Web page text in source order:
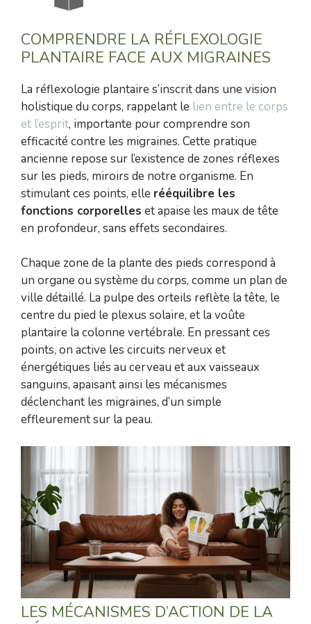
COMPRENDRE LA RÉFLEXOLOGIE
PLANTAIRE FACE AUX MIGRAINES
La réflexologie plantaire s’inscrit dans une vision
holistique du corps, rappelant le lien entre le corps
et l’esprit, importante pour comprendre son
efficacité contre les migraines. Cette pratique
ancienne repose sur l’existence de zones réflexes
sur les pieds, miroirs de notre organisme. En
stimulant ces points, elle rééquilibre les
fonctions corporelles et apaise les maux de tête
en profondeur, sans effets secondaires.
Chaque zone de la plante des pieds correspond à
un organe ou système du corps, comme un plan de
ville détaillé. La pulpe des orteils reflète la tête, le
centre du pied le plexus solaire, et la voûte
plantaire la colonne vertébrale. En pressant ces
points, on active les circuits nerveux et
énergétiques liés au cerveau et aux vaisseaux
sanguins, apaisant ainsi les mécanismes
déclenchant les migraines, d’un simple
effleurement sur la peau.
LES MÉCANISMES D’ACTION DE LA